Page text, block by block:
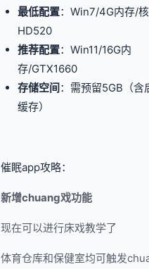
​最低配置​：Win7/4G内存/
HD520
​推荐配置​​：Win11/16G内
存/GTX1660
​存储空间​：需预留5GB（含
缓存）
催眠app攻略：
新增chuang戏功能
现在可以进行床戏教学了
体育仓库和保健室均可触发